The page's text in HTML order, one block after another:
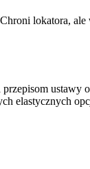
lokatora,
ustawy
elastycznych